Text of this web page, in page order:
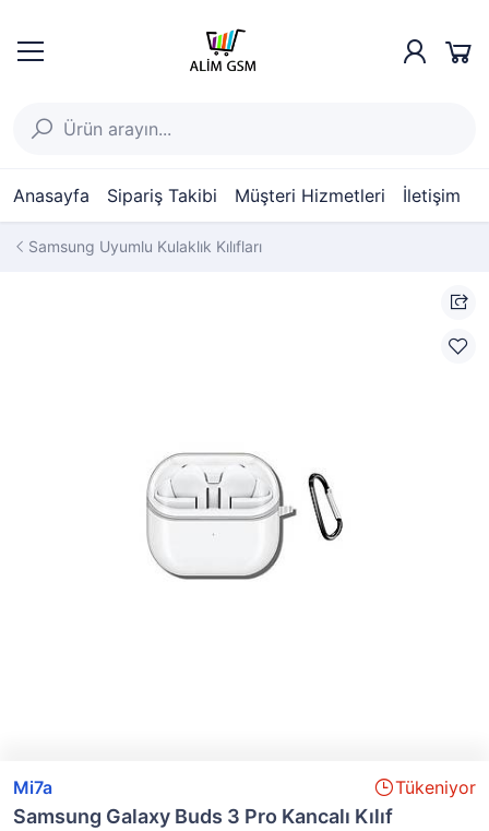
Anasayfa Sipariş Takibi Müşteri Hizmetleri İletişim
Samsung Uyumlu Kulaklık Kılıfları
Mi7a Tükeniyor
Samsung Galaxy Buds 3 Pro Kancalı Kılıf